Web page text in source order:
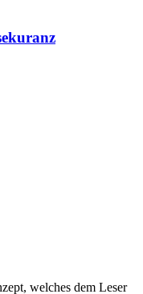
welches dem Leser